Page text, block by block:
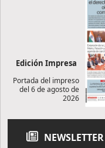
Edición Impresa
Portada del impreso
del 6 de agosto de
2026
NEWSLETTER